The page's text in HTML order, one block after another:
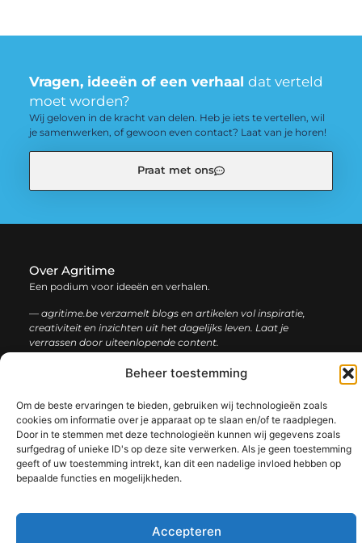
Beheer toestemming
Om de beste ervaringen te bieden, gebruiken wij technologieën zoals
cookies om informatie over je apparaat op te slaan en/of te raadplegen.
Door in te stemmen met deze technologieën kunnen wij gegevens zoals
surfgedrag of unieke ID's op deze site verwerken. Als je geen toestemming
geeft of uw toestemming intrekt, kan dit een nadelige invloed hebben op
bepaalde functies en mogelijkheden.
Accepteren
Vragen, ideeën of een verhaal dat verteld
moet worden?
Wij geloven in de kracht van delen. Heb je iets te vertellen, wil
je samenwerken, of gewoon even contact? Laat van je horen!
Praat met ons
Over Agritime
Een podium voor ideeën en verhalen.
— agritime.be verzamelt blogs en artikelen vol inspiratie,
creativiteit en inzichten uit het dagelijks leven. Laat je
verrassen door uiteenlopende content.
informatie